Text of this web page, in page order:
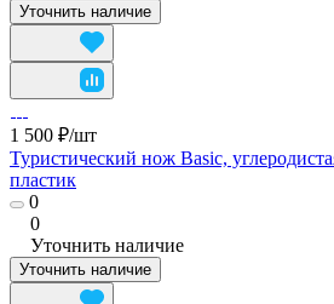
Уточнить наличие
1 500 ₽/шт
Туристический нож Basic,
пластик
0
0
Уточнить наличие
Уточнить наличие